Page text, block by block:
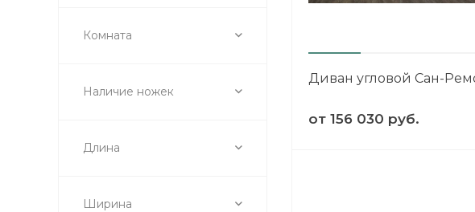
Комната
Наличие ножек
Длина
Ширина
Диван угловой Сан-
от 156 030 руб.